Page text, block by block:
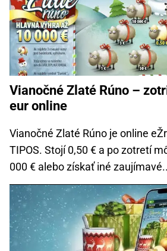
Vianočné Zlaté Rúno –
eur online
Vianočné Zlaté Rúno je online
TIPOS. Stojí 0,50 € a po zotretí
000 € alebo získať iné